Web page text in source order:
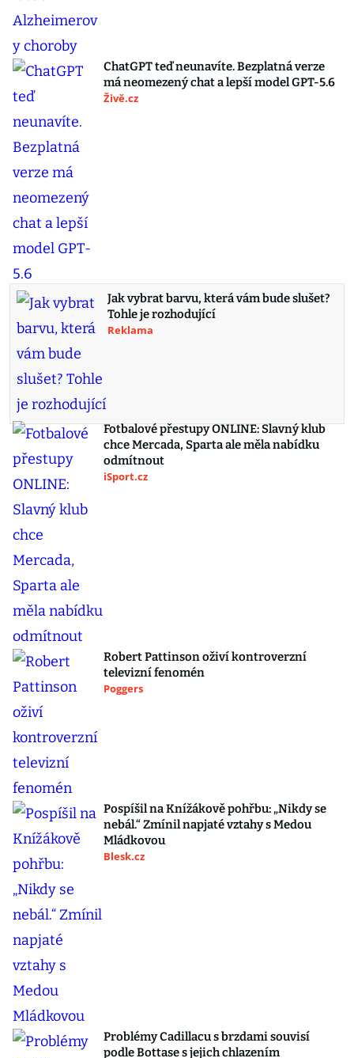
ChatGPT teď neunavíte. Bezplatná verze
má neomezený chat a lepší model GPT-5.6
Živě.cz
Jak vybrat barvu, která vám bude slušet?
Tohle je rozhodující
Reklama
Fotbalové přestupy ONLINE: Slavný klub
chce Mercada, Sparta ale měla nabídku
odmítnout
iSport.cz
Robert Pattinson oživí kontroverzní
televizní fenomén
Poggers
Pospíšil na Knížákově pohřbu: „Nikdy se
nebál.“ Zmínil napjaté vztahy s Medou
Mládkovou
Blesk.cz
Problémy Cadillacu s brzdami souvisí
podle Bottase s jejich chlazením